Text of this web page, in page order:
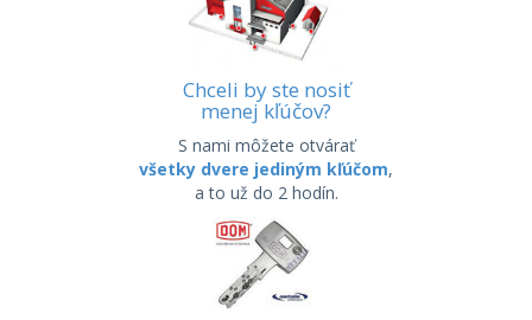
Chceli by ste nosiť
menej kľúčov?
S nami môžete otvárať
všetky dvere jediným kľúčom,
a to už do 2 hodín.